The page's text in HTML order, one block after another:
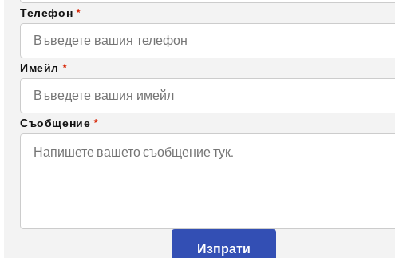
Телефон *
Имейл *
Съобщение *
Изпрати